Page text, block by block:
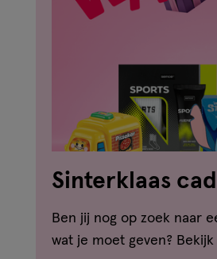
Sinterklaas
Ben jij nog op zoek naar
wat je moet geven?